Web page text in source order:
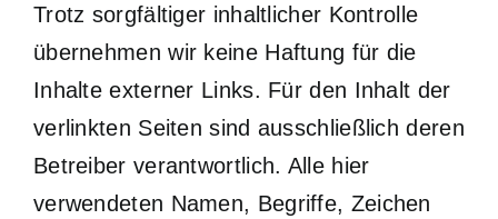
Trotz sorgfältiger inhaltlicher Kontrolle
übernehmen wir keine Haftung für die
Inhalte externer Links. Für den Inhalt der
verlinkten Seiten sind ausschließlich deren
Betreiber verantwortlich. Alle hier
verwendeten Namen, Begriffe, Zeichen